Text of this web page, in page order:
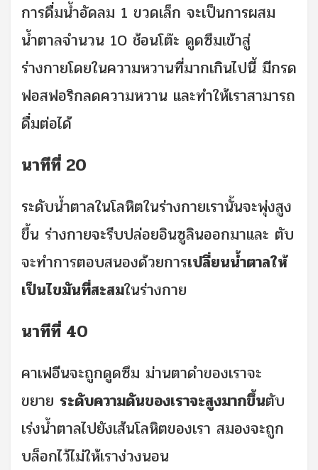
การดื่มน้ำอัดลม 1 ขวดเล็ก จะเป็นการผสม
น้ำตาลจำนวน 10 ช้อนโต๊ะ ดูดซึมเข้าสู่
ร่างกายโดยในความหวานที่มากเกินไปนี้ มีกรด
ฟอสฟอริกลดความหวาน และทำให้เราสามารถ
ดื่มต่อได้
นาทีที่ 20
ระดับน้ำตาลในโลหิตในร่างกายเรานั้นจะพุ่งสูง
ขึ้น ร่างกายจะรีบปล่อยอินซูลินออกมาและ ตับ
จะทำการตอบสนองด้วยการเปลี่ยนน้ำตาลให้
เป็นไขมันที่สะสมในร่างกาย
นาทีที่ 40
คาเฟอีนจะถูกดูดซึม ม่านตาดำของเราจะ
ขยาย ระดับความดันของเราจะสูงมากขึ้นตับ
เร่งน้ำตาลไปยังเส้นโลหิตของเรา สมองจะถูก
บล็อกไว้ไม่ให้เราง่วงนอน